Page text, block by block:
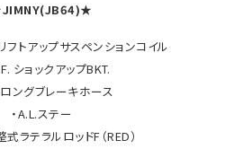
フトアップサスペンションコイル
ショックアップBKT.
ロングブレーキホース
・A.L.ステー
式ラテラルロッドF（RED）